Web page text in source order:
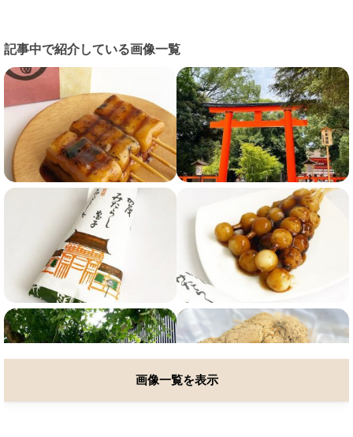
記事中で紹介している画像一覧
画像一覧を表示